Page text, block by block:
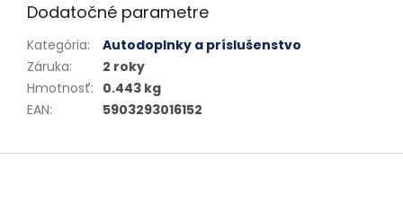
Dodatočné parametre
Kategória:
Autodoplnky a príslušenstvo
Záruka:
2 roky
Hmotnosť: 0.443 kg
EAN: 5903293016152
Zápätie